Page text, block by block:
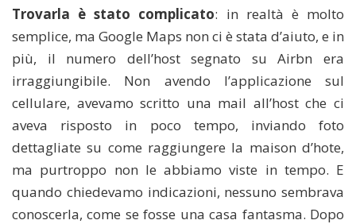
Trovarla è stato complicato: in realtà è molto
semplice, ma Google Maps non ci è stata d’aiuto, e in
più, il numero dell’host segnato su Airbn era
irraggiungibile. Non avendo l’applicazione sul
cellulare, avevamo scritto una mail all’host che ci
aveva risposto in poco tempo, inviando foto
dettagliate su come raggiungere la maison d’hote,
ma purtroppo non le abbiamo viste in tempo. E
quando chiedevamo indicazioni, nessuno sembrava
conoscerla, come se fosse una casa fantasma. Dopo